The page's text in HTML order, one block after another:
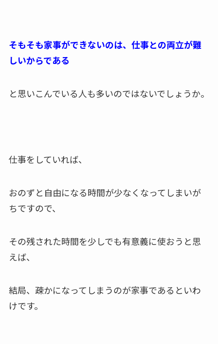
そもそも家事ができないのは、仕事との両立が難
しいからである
と思いこんでいる人も多いのではないでしょうか。
仕事をしていれば、
おのずと自由になる時間が少なくなってしまいが
ちですので、
その残された時間を少しでも有意義に使おうと思
えば、
結局、疎かになってしまうのが家事であるといわ
けです。